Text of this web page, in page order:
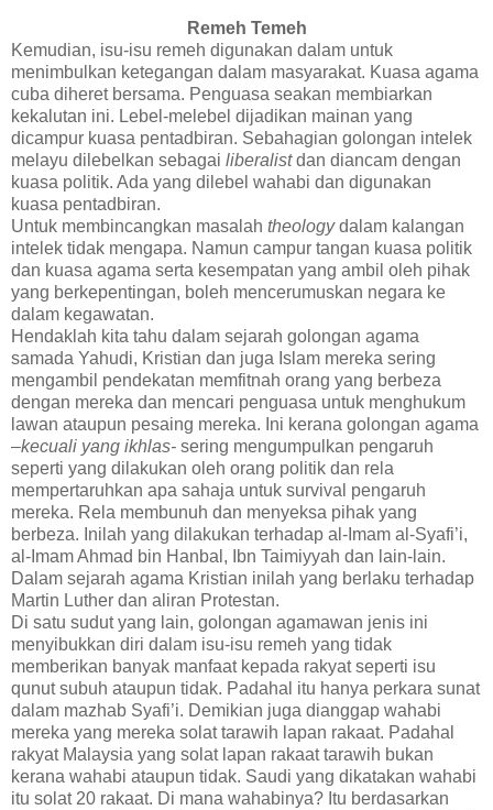
Remeh Temeh
Kemudian, isu-isu remeh digunakan dalam untuk
menimbulkan ketegangan dalam masyarakat. Kuasa agama
cuba diheret bersama. Penguasa seakan membiarkan
kekalutan ini. Lebel-melebel dijadikan mainan yang
dicampur kuasa pentadbiran. Sebahagian golongan intelek
melayu dilebelkan sebagai liberalistdan diancam dengan
kuasa politik. Ada yang dilebel wahabi dan digunakan
kuasa pentadbiran.
Untuk membincangkan masalah theologydalam kalangan
intelek tidak mengapa. Namun campur tangan kuasa politik
dan kuasa agama serta kesempatan yang ambil oleh pihak
yang berkepentingan, boleh mencerumuskan negara ke
dalam kegawatan.
Hendaklah kita tahu dalam sejarah golongan agama
samada Yahudi, Kristian dan juga Islam mereka sering
mengambil pendekatan memfitnah orang yang berbeza
dengan mereka dan mencari penguasa untuk menghukum
lawan ataupun pesaing mereka. Ini kerana golongan agama
–kecuali yang ikhlas- sering mengumpulkan pengaruh
seperti yang dilakukan oleh orang politik dan rela
mempertaruhkan apa sahaja untuk survival pengaruh
mereka. Rela membunuh dan menyeksa pihak yang
berbeza. Inilah yang dilakukan terhadap al-Imam al-Syafi’i,
al-Imam Ahmad bin Hanbal, Ibn Taimiyyah dan lain-lain.
Dalam sejarah agama Kristian inilah yang berlaku terhadap
Martin Luther dan aliran Protestan.
Di satu sudut yang lain, golongan agamawan jenis ini
menyibukkan diri dalam isu-isu remeh yang tidak
memberikan banyak manfaat kepada rakyat seperti isu
qunut subuh ataupun tidak. Padahal itu hanya perkara sunat
dalam mazhab Syafi’i. Demikian juga dianggap wahabi
mereka yang mereka solat tarawih lapan rakaat. Padahal
rakyat Malaysia yang solat lapan rakaat tarawih bukan
kerana wahabi ataupun tidak. Saudi yang dikatakan wahabi
itu solat 20 rakaat. Di mana wahabinya? Itu berdasarkan